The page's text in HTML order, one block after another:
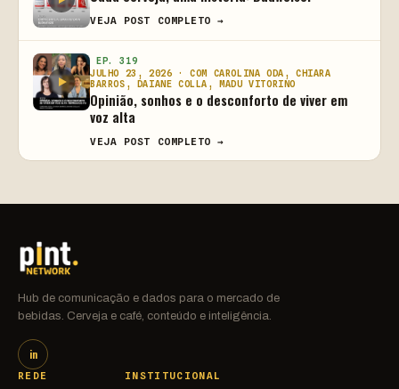
VEJA POST COMPLETO →
EP. 319
JULHO 23, 2026 · COM CAROLINA ODA, CHIARA
BARROS, DAIANE COLLA, MADU VITORINO
Opinião, sonhos e o desconforto de viver em
voz alta
VEJA POST COMPLETO →
Hub de comunicação e dados para o mercado de
bebidas. Cerveja e café, conteúdo e inteligência.
in
REDE INSTITUCIONAL